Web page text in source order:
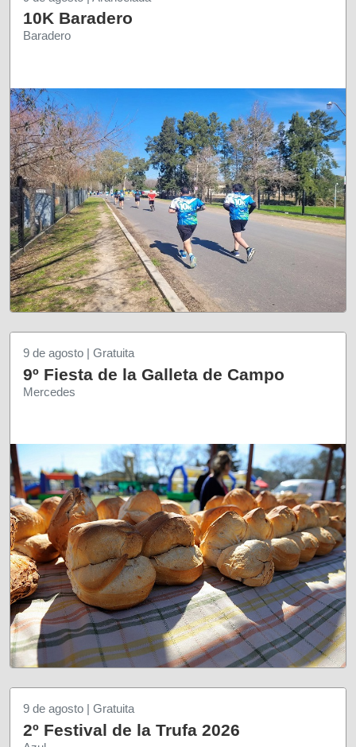
10K Baradero
Baradero
9 de agosto | Gratuita
9º Fiesta de la Galleta de Campo
Mercedes
9 de agosto | Gratuita
2º Festival de la Trufa 2026